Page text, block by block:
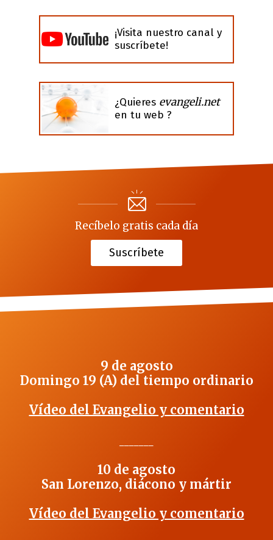
¡Visita nuestro canal y
suscríbete!
¿Quieres evangeli.net
en tu web ?
Recíbelo gratis cada día
Suscríbete
9 de agosto
Domingo 19 (A) del tiempo ordinario
Vídeo del Evangelio y comentario
10 de agosto
San Lorenzo, diácono y mártir
Vídeo del Evangelio y comentario